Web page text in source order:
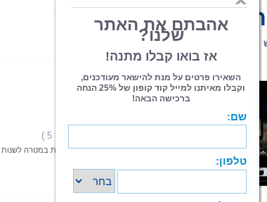
מתקדם
בית דפוס תחתי
קלוד כהן
עשרים שנה אחרי ההחלטה לבצע הפיכה משפטית במטרה
קיים בפורמטים:ePub